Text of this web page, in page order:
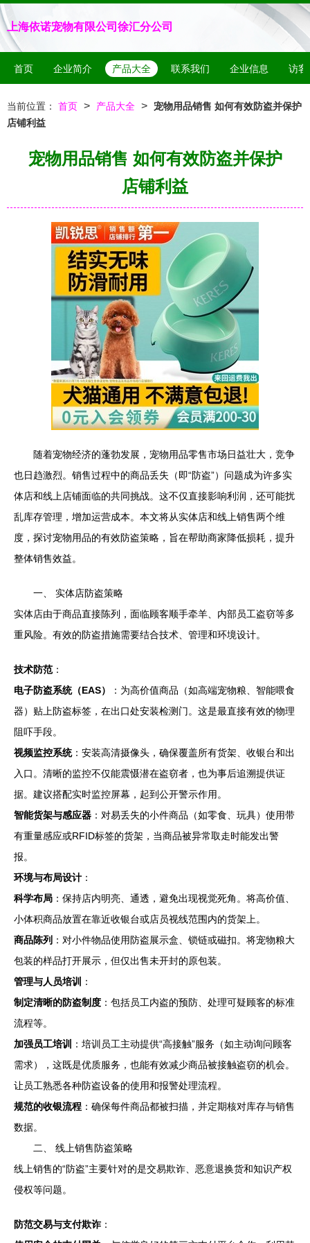
上海依诺宠物有限公司徐汇分公司
首页 企业简介 产品大全 联系我们 企业信息 访客
当前位置： 首页 > 产品大全 >
宠物用品销售 如何有效防盗并保护
店铺利益
宠物用品销售 如何有效防盗并保护
店铺利益
随着宠物经济的蓬勃发展，宠物用品零售市场日益壮大，竞争
也日趋激烈。销售过程中的商品丢失（即“防盗”）问题成为许多实
体店和线上店铺面临的共同挑战。这不仅直接影响利润，还可能扰
乱库存管理，增加运营成本。本文将从实体店和线上销售两个维
度，探讨宠物用品的有效防盗策略，旨在帮助商家降低损耗，提升
整体销售效益。
一、 实体店防盗策略
实体店由于商品直接陈列，面临顾客顺手牵羊、内部员工盗窃等多
重风险。有效的防盗措施需要结合技术、管理和环境设计。
技术防范 ：
电子防盗系统（EAS）
：为高价值商品（如高端宠物粮、智能喂食
器）贴上防盗标签，在出口处安装检测门。这是最直接有效的物理
阻吓手段。
视频监控系统：安装高清摄像头，确保覆盖所有货架、收银台和出
入口。清晰的监控不仅能震慑潜在盗窃者，也为事后追溯提供证
据。建议搭配实时监控屏幕，起到公开警示作用。
智能货架与感应器 ：对易丢失的小件商品（如零食、玩具）使用带
有重量感应或RFID标签的货架，当商品被异常取走时能发出警
报。
环境与布局设计 ：
科学布局 ：保持店内明亮、通透，避免出现视觉死角。将高价值、
小体积商品放置在靠近收银台或店员视线范围内的货架上。
商品陈列 ：对小件物品使用防盗展示盒、锁链或磁扣。将宠物粮大
包装的样品打开展示，但仅出售未开封的原包装。
管理与人员培训
：
制定清晰的防盗制度 ：包括员工内盗的预防、处理可疑顾客的标准
流程等。
加强员工培训
：培训员工主动提供“高接触”服务（如主动询问顾客
需求），这既是优质服务，也能有效减少商品被接触盗窃的机会。
让员工熟悉各种防盗设备的使用和报警处理流程。
规范的收银流程 ：确保每件商品都被扫描，并定期核对库存与销售
数据。
二、 线上销售防盗策略
线上销售的“防盗”主要针对的是交易欺诈、恶意退换货和知识产权
侵权等问题。
防范交易与支付欺诈 ：